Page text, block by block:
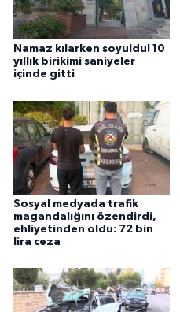
Namaz kılarken soyuldu! 10
yıllık birikimi saniyeler
içinde gitti
Sosyal medyada trafik
magandalığını özendirdi,
ehliyetinden oldu: 72 bin
lira ceza